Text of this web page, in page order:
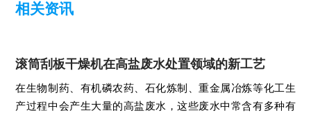
相关资讯
滚筒刮板干燥机在高盐废水处置领域的新工艺
在生物制药、有机磷农药、石化炼制、重金属冶炼等化工生
产过程中会产生大量的高盐废水，这些废水中常含有多种有